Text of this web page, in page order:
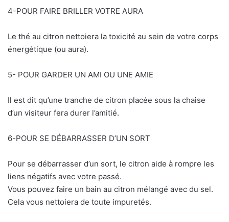
4-POUR FAIRE BRILLER VOTRE AURA
Le thé au citron nettoiera la toxicité au sein de votre corps
énergétique (ou aura).
5- POUR GARDER UN AMI OU UNE AMIE
Il est dit qu’une tranche de citron placée sous la chaise
d’un visiteur fera durer l’amitié.
6-POUR SE DÉBARRASSER D’UN SORT
Pour se débarrasser d’un sort, le citron aide à rompre les
liens négatifs avec votre passé.
Vous pouvez faire un bain au citron mélangé avec du sel.
Cela vous nettoiera de toute impuretés.